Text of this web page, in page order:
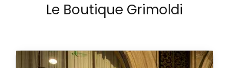
Le Boutique Grimoldi